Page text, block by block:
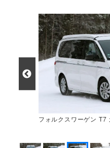
フォルクスワーゲン